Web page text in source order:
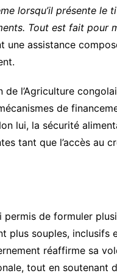
lorsqu’il présente
Tout est fait pour
une assistance
l’Agriculture
de
lui, la sécurité
tant que l’accès au
permis de formuler
plus souples,
réaffirme sa
tout en soutenant